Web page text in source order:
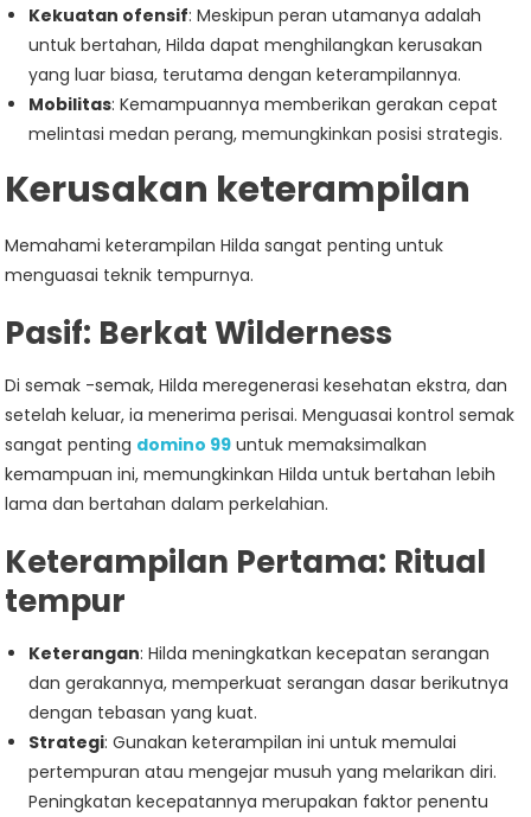
Kekuatan ofensif: Meskipun peran utamanya adalah
untuk bertahan, Hilda dapat menghilangkan kerusakan
yang luar biasa, terutama dengan keterampilannya.
Mobilitas: Kemampuannya memberikan gerakan cepat
melintasi medan perang, memungkinkan posisi strategis.
Kerusakan keterampilan
Memahami keterampilan Hilda sangat penting untuk
menguasai teknik tempurnya.
Pasif: Berkat Wilderness
Di semak -semak, Hilda meregenerasi kesehatan ekstra, dan
setelah keluar, ia menerima perisai. Menguasai kontrol semak
sangat penting domino 99 untuk memaksimalkan
kemampuan ini, memungkinkan Hilda untuk bertahan lebih
lama dan bertahan dalam perkelahian.
Keterampilan Pertama: Ritual
tempur
Keterangan: Hilda meningkatkan kecepatan serangan
dan gerakannya, memperkuat serangan dasar berikutnya
dengan tebasan yang kuat.
Strategi: Gunakan keterampilan ini untuk memulai
pertempuran atau mengejar musuh yang melarikan diri.
Peningkatan kecepatannya merupakan faktor penentu